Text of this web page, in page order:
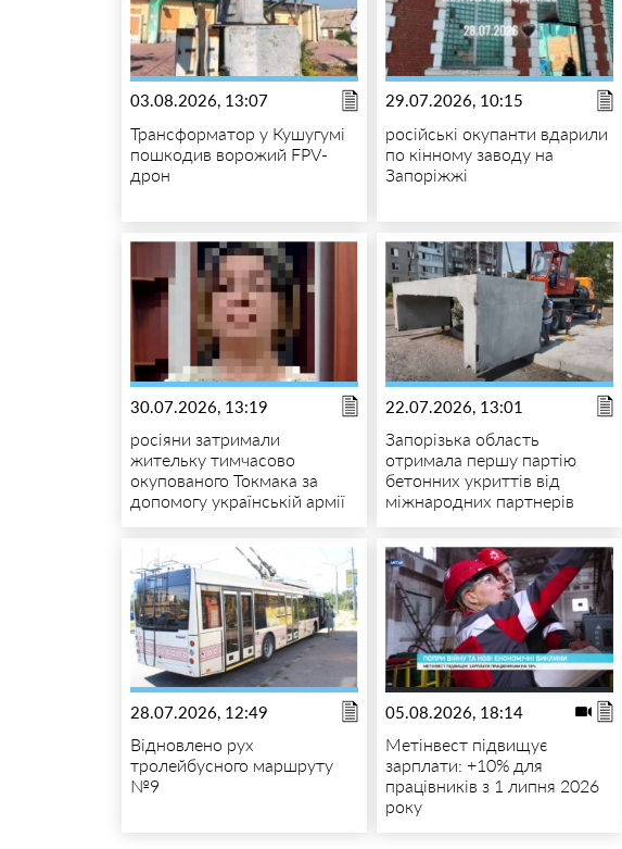
03.08.2026, 13:07
Трансформатор у Кушугумі
пошкодив ворожий FPV-
дрон
29.07.2026, 10:15
російські окупанти вдарили
по кінному заводу на
Запоріжжі
30.07.2026, 13:19
росіяни затримали
жительку тимчасово
окупованого Токмака за
допомогу українській армії
22.07.2026, 13:01
Запорізька область
отримала першу партію
бетонних укриттів від
міжнародних партнерів
28.07.2026, 12:49
Відновлено рух
тролейбусного маршруту
№9
05.08.2026, 18:14
Метінвест підвищує
зарплати: +10% для
працівників з 1 липня 2026
року